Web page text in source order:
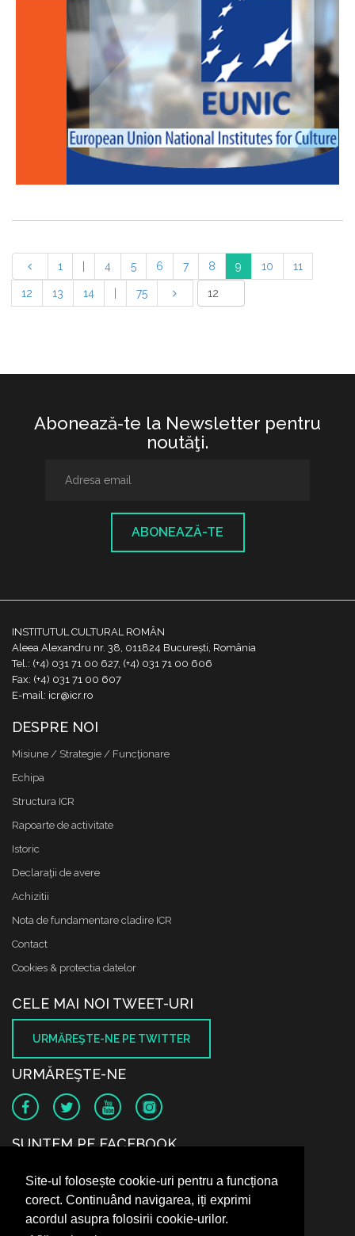
Site-ul folosește cookie-uri pentru a funcționa
corect. Continuând navigarea, iți exprimi
acordul asupra folosirii cookie-urilor.
1 4 5 6 7 8 9 10 11
12 13 14 75
Abonează-te la Newsletter pentru
noutăţi.
ABONEAZĂ-TE
INSTITUTUL CULTURAL ROMÂN
Aleea Alexandru nr. 38, 011824 București, România
Tel.: (+4) 031 71 00 627, (+4) 031 71 00 606
Fax: (+4) 031 71 00 607
E-mail: icr@icr.ro
DESPRE NOI
Misiune / Strategie / Funcţionare
Echipa
Structura ICR
Rapoarte de activitate
Istoric
Declaraţii de avere
Achizitii
Nota de fundamentare cladire ICR
Contact
Cookies & protectia datelor
CELE MAI NOI TWEET-URI
URMĂREŞTE-NE PE TWITTER
URMĂREŞTE-NE
SUNTEM PE FACEBOOK